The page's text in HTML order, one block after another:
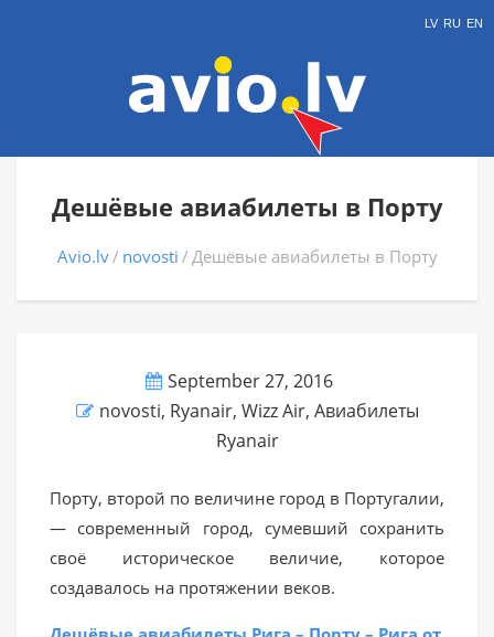
LV RU EN
Дешёвые авиабилеты в Порту
Avio.lv novosti Дешёвые авиабилеты в Порту
September 27, 2016
novosti, Ryanair, Wizz Air, Авиабилеты
Ryanair
Порту, второй по величине город в Португалии,
— современный город, сумевший сохранить
своё историческое величие, которое
создавалось на протяжении веков.